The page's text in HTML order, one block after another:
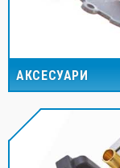
АКСЕСУАРИ